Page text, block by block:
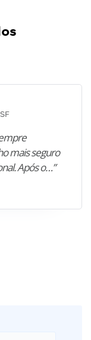
mais seguro
Após o…”